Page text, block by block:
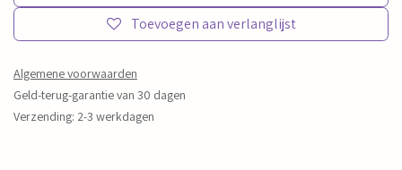
Toevoegen aan verlanglijst
Algemene voorwaarden
Geld-terug-garantie van 30 dagen
Verzending: 2-3 werkdagen